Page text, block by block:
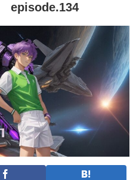
episode.134